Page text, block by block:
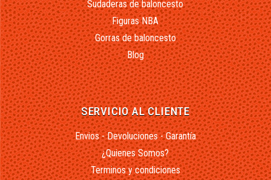
Sudaderas de baloncesto
Figuras NBA
Gorras de baloncesto
Blog
SERVICIO AL CLIENTE
Envios - Devoluciones - Garantía
¿Quienes Somos?
Terminos y condiciones